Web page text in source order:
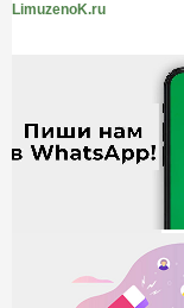
LimuzenoK.ru